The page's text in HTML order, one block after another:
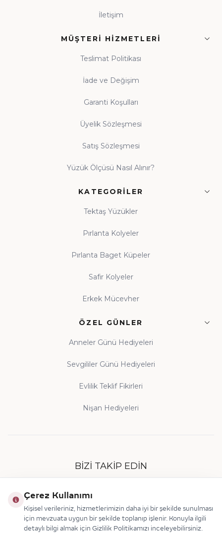
İletişim
MÜŞTERI HIZMETLERI
Teslimat Politikası
İade ve Değişim
Garanti Koşulları
Üyelik Sözleşmesi
Satış Sözleşmesi
Yüzük Ölçüsü Nasıl Alınır?
KATEGORILER
Tektaş Yüzükler
Pırlanta Kolyeler
Pırlanta Baget Küpeler
Safir Kolyeler
Erkek Mücevher
ÖZEL GÜNLER
Anneler Günü Hediyeleri
Sevgililer Günü Hediyeleri
Evlilik Teklif Fikirleri
Nişan Hediyeleri
BIZI TAKIP EDIN
Çerez Kullanımı
Kişisel verileriniz, hizmetlerimizin daha iyi bir şekilde sunulması
için mevzuata uygun bir şekilde toplanıp işlenir. Konuyla ilgili
detaylı bilgi almak için Gizlilik Politikamızı inceleyebilirsiniz.